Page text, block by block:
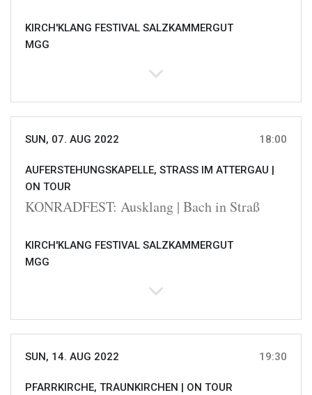
KIRCH'KLANG FESTIVAL SALZKAMMERGUT
MGG
SUN, 07. AUG 2022 18:00
AUFERSTEHUNGSKAPELLE, STRASS IM ATTERGAU |
ON TOUR
KONRADFEST: Ausklang | Bach in Straß
KIRCH'KLANG FESTIVAL SALZKAMMERGUT
MGG
SUN, 14. AUG 2022 19:30
PFARRKIRCHE, TRAUNKIRCHEN | ON TOUR